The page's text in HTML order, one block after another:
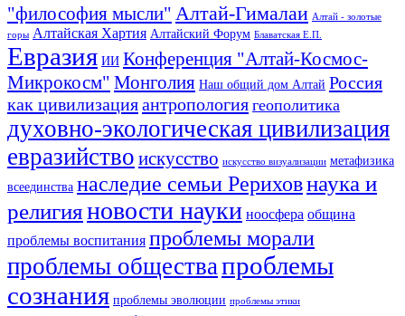
"философия мысли" Алтай-Гималаи Алтай - золотые
горы Алтайская Хартия Алтайский Форум Блаватская Е.П.
Евразия ИИ Конференция "Алтай-Космос-
Микрокосм" Монголия Наш общий дом Алтай Россия
как цивилизацияантропология геополитика
духовно-экологическая цивилизация
евразийство искусство искусство визуализации метафизика
всеединства наследие семьи Рериховнаука и
религияновости науки ноосфера община
проблемы воспитания проблемы морали
проблемы общества проблемы
сознания проблемы эволюции проблемы этики